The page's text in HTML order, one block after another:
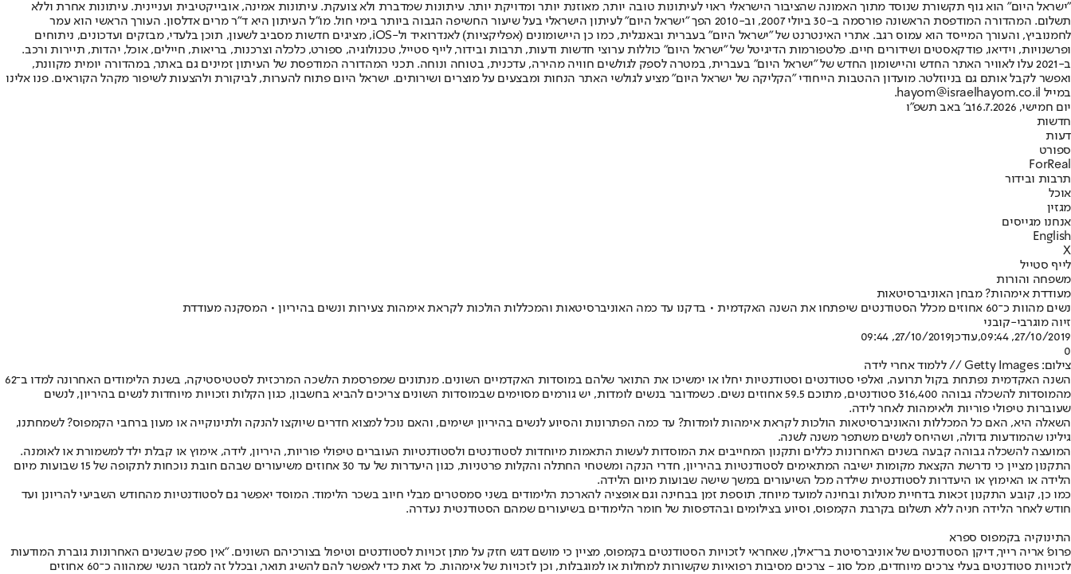
"ישראל היום" הוא גוף תקשורת שנוסד מתוך האמונה שהציבור הישראלי ראוי לעיתונות טובה יותר, מאוזנת יותר ומדויקת יותר. עיתונות שמדברת ולא צועקת. עיתונות אמינה, אובייקטיבית ועניינית. עיתונות אחרת וללא
תשלום. המהדורה המודפסת הראשונה פורסמה ב-30 ביולי 2007, וב-2010 הפך "ישראל היום" לעיתון הישראלי בעל שיעור החשיפה הגבוה ביותר בימי חול. מו"ל העיתון היא ד"ר מרים אדלסון. העורך הראשי הוא עמר
לחמנוביץ, והעורך המייסד הוא עמוס רגב. אתרי האינטרנט של "ישראל היום" בעברית ובאנגלית, כמו כן היישומונים (אפליקציות) לאנדרואיד ול-iOS, מציגים חדשות מסביב לשעון, תוכן בלעדי, מבזקים ועדכונים, ניתוחים
ופרשנויות, וידיאו, פודקאסטים ושידורים חיים. פלטפורמות הדיגיטל של "ישראל היום" כוללות ערוצי חדשות ודעות, תרבות ובידור, לייף סטייל, טכנולוגיה, ספורט, כלכלה וצרכנות, בריאות, חיילים, אוכל, יהדות, תיירות ורכב.
ב-2021 עלו לאוויר האתר החדש והיישומון החדש של "ישראל היום" בעברית, במטרה לספק לגולשים חוויה מהירה, עדכנית, בטוחה ונוחה. תכני המהדורה המודפסת של העיתון זמינים גם באתר, במהדורה יומית מקוונת,
ואפשר לקבל אותם גם בניוזלטר. מועדון ההטבות הייחודי "הקליקה של ישראל היום" מציע לגולשי האתר הנחות ומבצעים על מוצרים ושירותים. ישראל היום פתוח להערות, לביקורת ולהצעות לשיפור מקהל הקוראים. פנו אלינו
במייל hayom@israelhayom.co.il.
יום חמישי, 16.7.2026
ב' באב תשפ"ו
חדשות
דעות
ספורט
ForReal
תרבות ובידור
אוכל
מגזין
אנחנו מגייסים
English
X
לייף סטייל
משפחה והורות
מעודדת אימהות? מבחן האוניברסיטאות
נשים מהוות כ־60 אחוזים מכלל הסטודנטים שיפתחו את השנה האקדמית • בדקנו עד כמה האוניברסיטאות והמכללות הולכות לקראת אימהות צעירות ונשים בהיריון • המסקנה מעודדת
זיוה מוגרבי-קובני
27/10/2019, 09:44
,עודכן27/10/2019, 09:44
0
צילום: Getty Images // ללמוד אחרי לידה
השנה האקדמית נפתחת בקול תרועה
, ואלפי סטודנטים וסטודנטיות יחלו או ימשיכו את התואר שלהם במוסדות האקדמיים השונים. מנתונים שמפרסמת הלשכה המרכזית לסטטיסטיקה, בשנת הלימודים האחרונה למדו ב־62
מהמוסדות להשכלה גבוהה 316,400 סטודנטים, מתוכם 59.5 אחוזים נשים. כשמדובר בנשים לומדות, יש גורמים מסוימים שבמוסדות השונים צריכים להביא בחשבון, כגון הקלות וזכויות מיוחדות לנשים בהיריון, לנשים
שעוברות טיפולי פוריות ולאימהות לאחר לידה.
השאלה היא, האם כל המכללות והאוניברסיטאות הולכות לקראת אימהות לומדות? עד כמה הפתרונות והסיוע לנשים בהיריון ישימים, והאם נוכל למצוא חדרים שיוקצו להנקה ולתינוקייה או מעון ברחבי הקמפוס? לשמחתנו,
גילינו שהמודעות גדולה, ושהיחס לנשים משתפר משנה לשנה.
המועצה להשכלה גבוהה קבעה בשנים האחרונות כללים ותקנון המחייבים את המוסדות לעשות התאמות מיוחדות לסטודנטים ולסטודנטיות העוברים טיפולי פוריות, היריון, לידה, אימוץ או קבלת ילד למשמורת או לאומנה.
התקנון מציין כי נדרשת הקצאת מקומות ישיבה המתאימים לסטודנטיות בהיריון, חדרי הנקה ומשטחי החתלה והקלות פרטניות, כגון היעדרות של עד 30 אחוזים משיעורים שבהם חובת נוכחות לתקופה של 15 שבועות מיום
הלידה או האימוץ או היעדרות לסטודנטית שילדה מכל השיעורים במשך שישה שבועות מיום הלידה.
כמו כן, קובע התקנון זכאות בדחיית מטלות ובחינה למועד מיוחד, תוספת זמן בבחינה וגם אופציה להארכת הלימודים בשני סמסטרים מבלי חיוב בשכר הלימוד. המוסד יאפשר גם לסטודנטיות מהחודש השביעי להריונן ועד
חודש לאחר הלידה חניה ללא תשלום בקרבת הקמפוס, וסיוע בצילומים ובהדפסות של חומר הלימודים בשיעורים שמהם הסטודנטית נעדרה.
התינוקיה בקמפוס ספרא
פרופ' אריה רייך, דיקן הסטודנטים של אוניברסיטת בר־אילן, שאחראי לזכויות הסטודנטים בקמפוס, מציין כי מושם דגש חזק על מתן זכויות לסטודנטים וטיפול בצורכיהם השונים. "אין ספק שבשנים האחרונות גוברת המודעות
לזכויות סטודנטים בעלי צרכים מיוחדים, מכל סוג - צרכים מסיבות רפואיות שקשורות למחלות או למוגבלות, וכן לזכויות של אימהות. כל זאת כדי לאפשר להם להשיג תואר, ובכלל זה למגזר הנשי שמהווה כ־60 אחוזים